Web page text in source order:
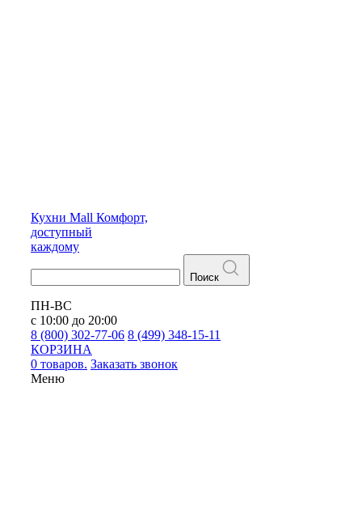
Кухни Mall Комфорт,
доступный
каждому
Поиск
ПН-ВС
с 10:00 до 20:00
8 (800) 302-77-06 8 (499) 348-15-11
КОРЗИНА
0 товаров. Заказать звонок
Меню